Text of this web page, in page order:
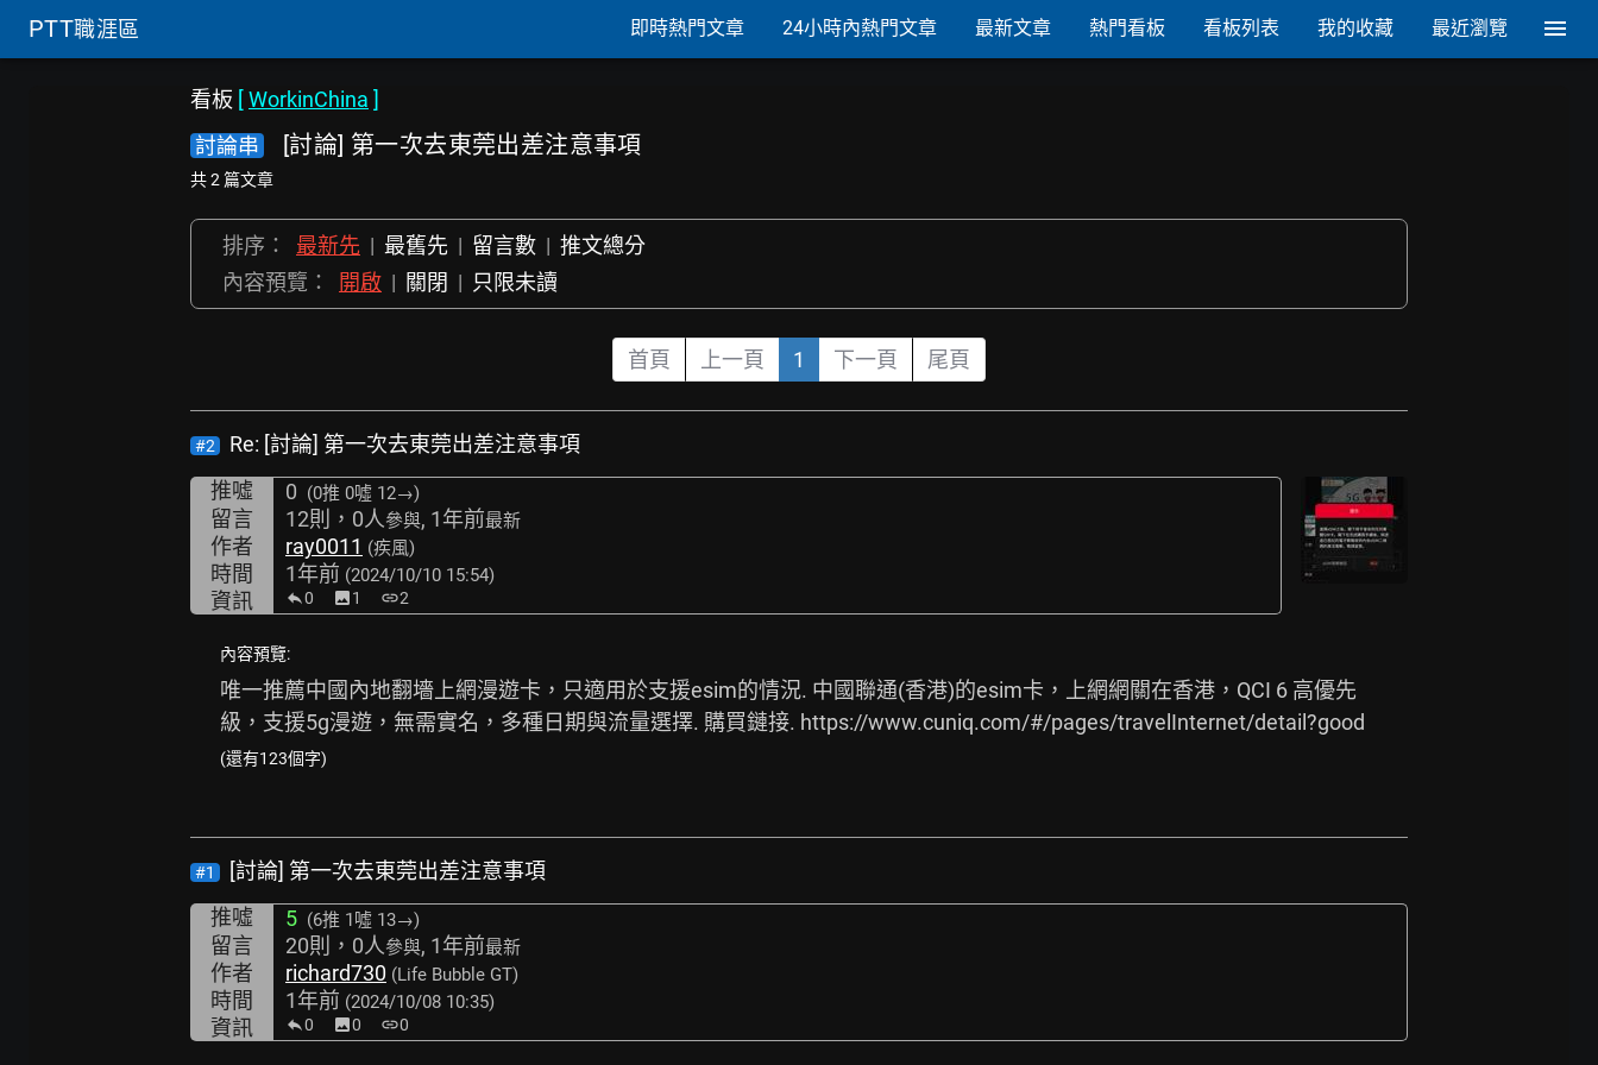
PTT職涯區 即時熱門文章 24小時內熱門文章 最新文章 熱門看板 看板列表 我的收藏 最近瀏覽
看板 [WorkinChina ]
討論串
[討論] 第一次去東莞出差注意事項
共 2 篇文章
排序： 最新先 | 最舊先 | 留言數 | 推文總分
內容預覽：
開啟 | 關閉 | 只限未讀
首頁 上一頁 1 下一頁 尾頁
#2
Re: [討論] 第一次去東莞出差注意事項
推噓
0 (0推 0噓 12→)
留言 12則，0人參與, 1年前最新
作者 ray0011 (疾風)
時間 1年前 (2024/10/10 15:54)
資訊 0 image1 link2
內容預覽:
唯一推薦中國內地翻墻上網漫遊卡，只適用於支援esim的情況. 中國聯通(香港)的esim卡，上網網關在香港，QCI 6 高優先
級，支援5g漫遊，無需實名，多種日期與流量選擇. 購買鏈接. https://www.cuniq.com/#/pages/travelInternet/detail?good
(還有123個字)
#1
[討論] 第一次去東莞出差注意事項
推噓
5 (6推 1噓 13→)
留言 20則，0人參與, 1年前最新
作者 richard730 (Life Bubble GT)
時間 1年前 (2024/10/08 10:35)
資訊 0 image0 link0